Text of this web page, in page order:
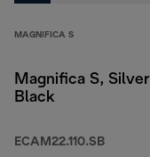
MAGNIFICA S
Magnifica S, Silver
Black
ECAM22.110.SB